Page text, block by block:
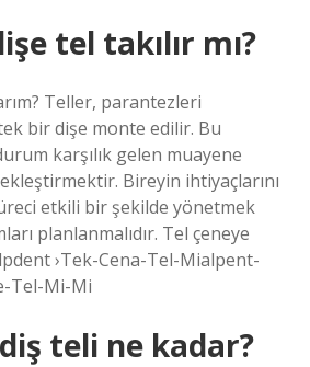
tel takılır mı?
Teller, parantezleri
bir dişe monte edilir. Bu
karşılık gelen muayene
Bireyin ihtiyaçlarını
etkili bir şekilde yönetmek
planlanmalıdır. Tel çeneye
›Tek-Cena-Tel-Mialpent-
Tel-Mi-Mi
teli ne kadar?